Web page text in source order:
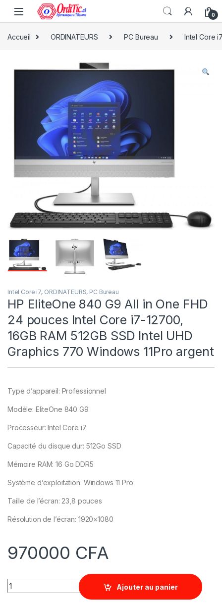
0
Accueil ORDINATEURS PC Bureau Intel Core
Intel Core i7, ORDINATEURS, PC Bureau
HP EliteOne 840 G9 All in One FHD
24 pouces Intel Core i7-12700,
16GB RAM 512GB SSD Intel UHD
Graphics 770 Windows 11Pro argent
Type d’appareil: Professionnel
Modèle: EliteOne 840 G9
Processeur: Intel Core i7
Capacité du disque dur: 512Go SSD
Mémoire RAM: 16 Go DDR5
Système d’exploitation: Windows 11 Pro
Taille de l’écran: 23,8 pouces
Résolution de l’écran: 1920×1080
970000 CFA
Quantity
Ajouter au panier